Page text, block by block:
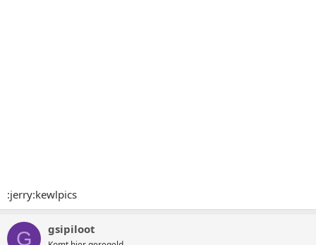
:jerry:kewlpics
G gsipiloot